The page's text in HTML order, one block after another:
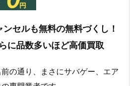
セルも無料の無料づくし！
に品数多いほど高価買取
の通り、まさにサバゲー、エア